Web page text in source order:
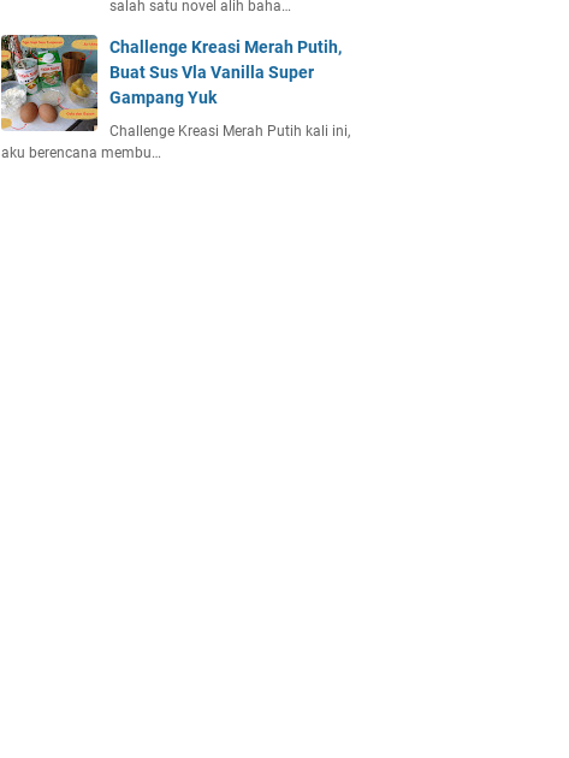
salah satu novel alih baha…
Challenge Kreasi Merah Putih,
Buat Sus Vla Vanilla Super
Gampang Yuk
Challenge Kreasi Merah Putih kali ini,
aku berencana membu…